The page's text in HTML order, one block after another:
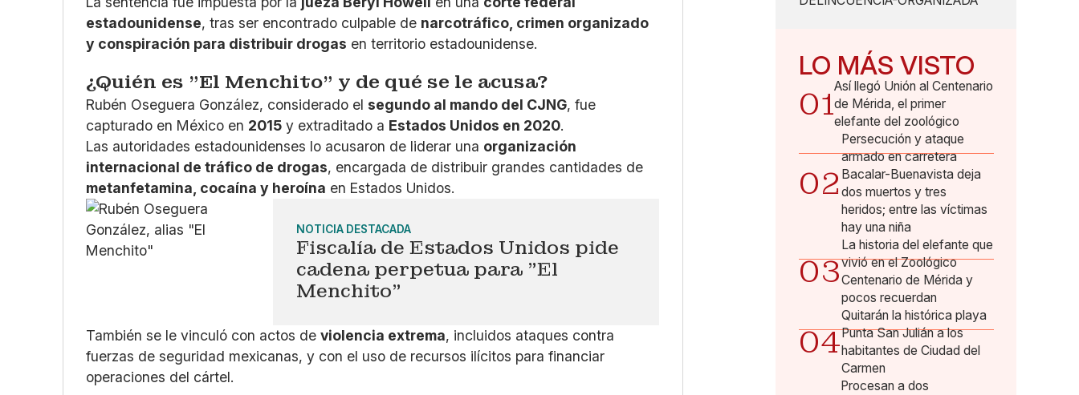
estadounidense, tras ser encontrado culpable de narcotráfico, crimen organizado
y conspiración para distribuir drogas en territorio estadounidense.
¿Quién es "El Menchito" y de qué se le acusa?
Rubén Oseguera González, considerado el segundo al mando del CJNG, fue
capturado en México en 2015 y extraditado a Estados Unidos en 2020.
Las autoridades estadounidenses lo acusaron de liderar una organización
internacional de tráfico de drogas, encargada de distribuir grandes cantidades de
metanfetamina, cocaína y heroína en Estados Unidos.
NOTICIA DESTACADA
Fiscalía de Estados Unidos pide
cadena perpetua para "El
Menchito"
También se le vinculó con actos deviolencia extrema, incluidos ataques contra
fuerzas de seguridad mexicanas, y con el uso de recursos ilícitos para financiar
operaciones del cártel.
LO MÁS VISTO
01Así llegó Unión al Centenario
de Mérida, el primer
elefante del zoológico
02
Persecución y ataque
armado en carretera
Bacalar-Buenavista deja
dos muertos y tres
heridos; entre las víctimas
hay una niña
03
La historia del elefante que
vivió en el Zoológico
Centenario de Mérida y
pocos recuerdan
04
Quitarán la histórica playa
Punta San Julián a los
habitantes de Ciudad del
Carmen
Procesan a dos